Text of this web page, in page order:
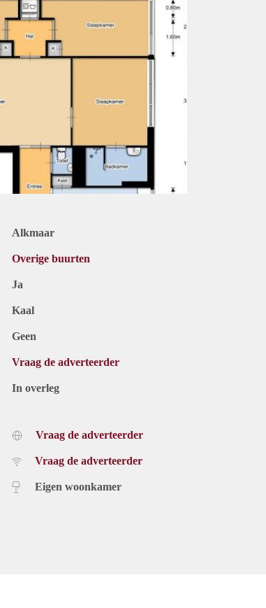
Alkmaar
Overige buurten
Ja
Kaal
Geen
Vraag de adverteerder
In overleg
Vraag de adverteerder
Vraag de adverteerder
Eigen woonkamer